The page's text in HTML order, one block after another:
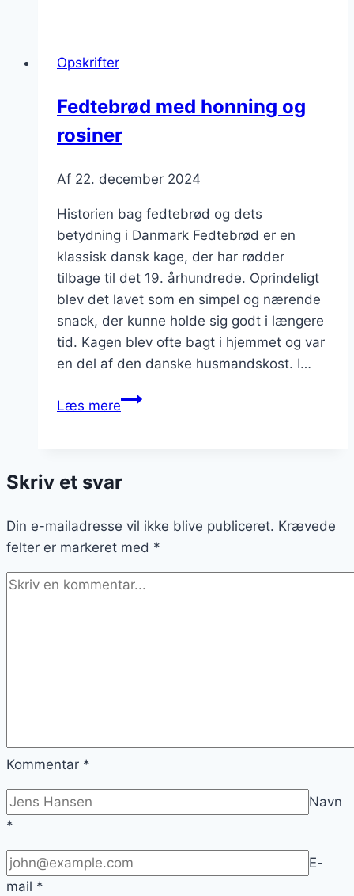
Opskrifter
Fedtebrød med honning og
rosiner
Af 22. december 2024
Historien bag fedtebrød og dets
betydning i Danmark Fedtebrød er en
klassisk dansk kage, der har rødder
tilbage til det 19. århundrede. Oprindeligt
blev det lavet som en simpel og nærende
snack, der kunne holde sig godt i længere
tid. Kagen blev ofte bagt i hjemmet og var
en del af den danske husmandskost. I…
Læs mereFedtebrød
rosiner
Skriv et svar
Din e-mailadresse vil ikke blive publiceret. Krævede
felter er markeret med *
Kommentar *
Navn
*
E-
mail *